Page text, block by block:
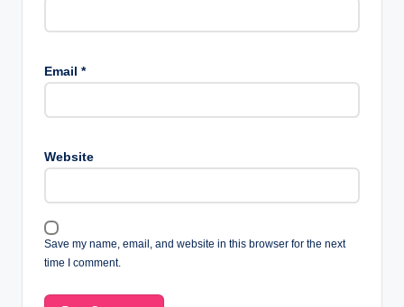
Email *
Website
Save my name, email, and website in this browser for the next
time I comment.